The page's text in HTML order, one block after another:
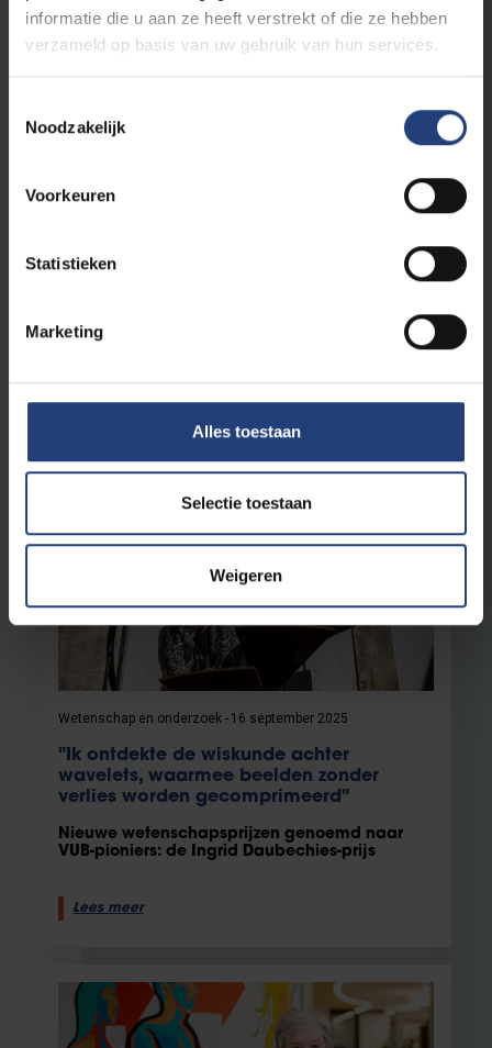
informatie die u aan ze heeft verstrekt of die ze hebben
verzameld op basis van uw gebruik van hun services.
Noodzakelijk
Voorkeuren
Statistieken
Marketing
Alles toestaan
Selectie toestaan
Weigeren
"Wat een ‘gefaalde poging’ leek bij
muizen, leidde tot de geboorte van een
André Van Steirteghem geëerd met nieuwe
Wetenschap en onderzoek 16 september 2025
"Ik ontdekte de wiskunde achter
wavelets, waarmee beelden zonder
verlies worden gecomprimeerd"
Nieuwe wetenschapsprijzen genoemd naar
VUB-pioniers: de Ingrid Daubechies-prijs
Lees meer